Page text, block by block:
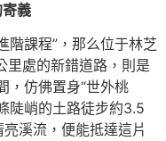
義
階課程”，那么位于林芝
里處的新錯道路，則是
，仿佛置身“世外桃
陡峭的土路徒步約3.5
溪流，便能抵達這片